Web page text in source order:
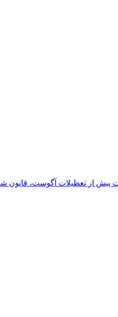
از تعطیلات آگوست، قانون